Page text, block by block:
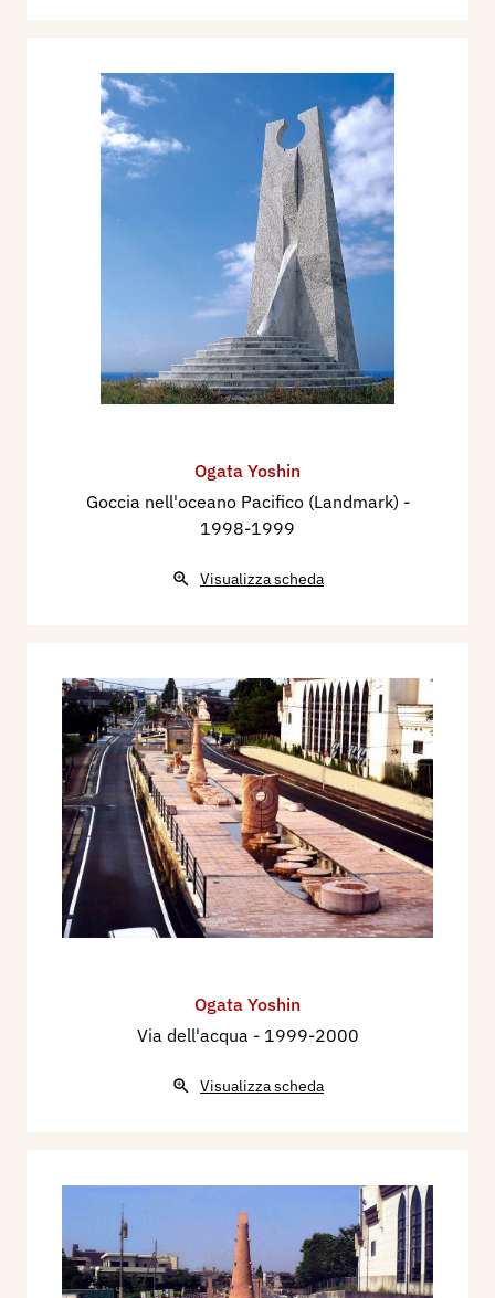
Ogata Yoshin
Goccia nell'oceano Pacifico (Landmark) -
1998-1999
Visualizza scheda
Ogata Yoshin
Via dell'acqua - 1999-2000
Visualizza scheda